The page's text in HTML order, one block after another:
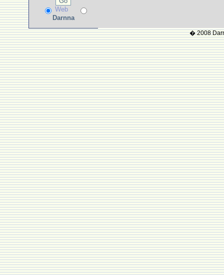
Web
Darnna
� 2008